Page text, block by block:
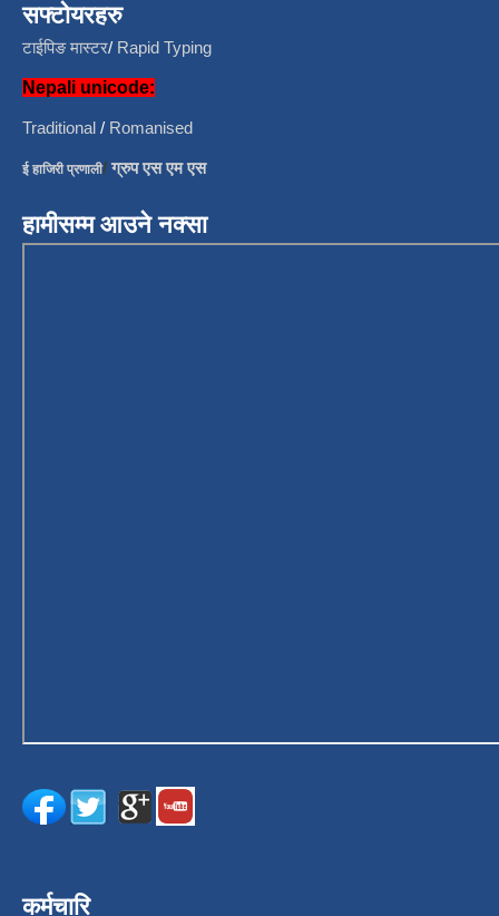
सफ्टोयरहरु
टाईपिङ मास्टर/ Rapid Typing
Nepali unicode:
Traditional / Romanised
ई हाजिरी प्रणाली/ग्रुप एस एम एस
हामीसम्म आउने नक्सा
कर्मचारि